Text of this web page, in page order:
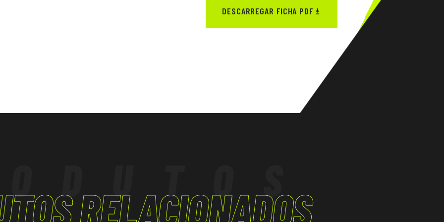
DESCARREGAR FICHA PDF
RELACIONADOS